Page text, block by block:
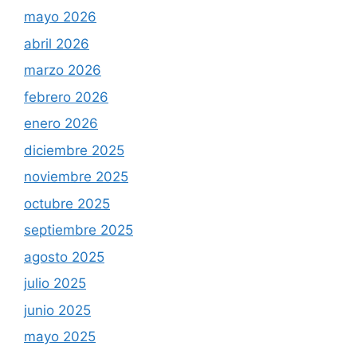
mayo 2026
abril 2026
marzo 2026
febrero 2026
enero 2026
diciembre 2025
noviembre 2025
octubre 2025
septiembre 2025
agosto 2025
julio 2025
junio 2025
mayo 2025